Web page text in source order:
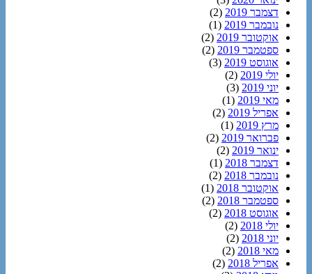
דצמבר 2019
(2)
נובמבר 2019
(1)
אוקטובר 2019
(2)
ספטמבר 2019
(2)
אוגוסט 2019
(3)
יולי 2019
(2)
יוני 2019
(3)
מאי 2019
(1)
אפריל 2019
(2)
מרץ 2019
(1)
פברואר 2019
(2)
ינואר 2019
(2)
דצמבר 2018
(1)
נובמבר 2018
(2)
אוקטובר 2018
(1)
ספטמבר 2018
(2)
אוגוסט 2018
(2)
יולי 2018
(2)
יוני 2018
(2)
מאי 2018
(2)
אפריל 2018
(2)